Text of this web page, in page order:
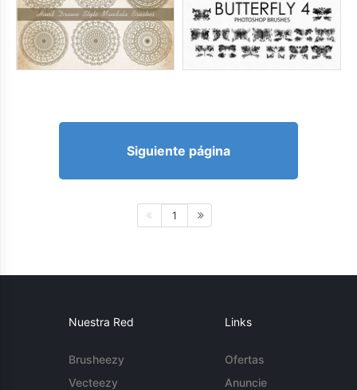
Siguiente página
1
Nuestra Red
Brusheezy
Vecteezy
Links
Ofertas
Anuncie